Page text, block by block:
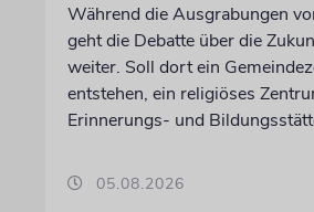
Während die Ausgrabungen
geht die Debatte über die
weiter. Soll dort ein
entstehen, ein religiöses
Erinnerungs- und
05.08.2026